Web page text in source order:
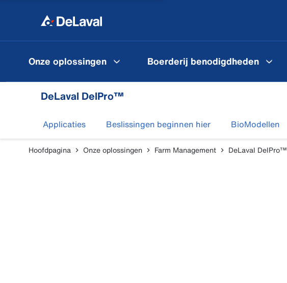
Onze oplossingen Boerderij benodigdheden
DeLaval DelPro™
Applicaties Beslissingen beginnen hier BioModellen
Hoofdpagina Onze oplossingen Farm Management DeLaval DelPro™